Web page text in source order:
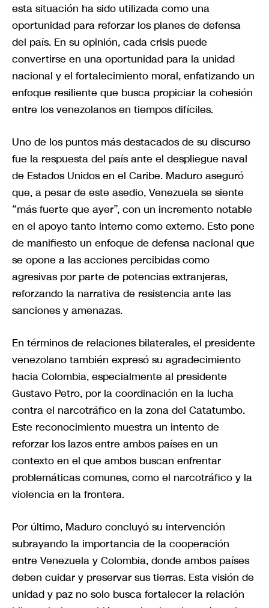
esta situación ha sido utilizada como una
oportunidad para reforzar los planes de defensa
del país. En su opinión, cada crisis puede
convertirse en una oportunidad para la unidad
nacional y el fortalecimiento moral, enfatizando un
enfoque resiliente que busca propiciar la cohesión
entre los venezolanos en tiempos difíciles.
Uno de los puntos más destacados de su discurso
fue la respuesta del país ante el despliegue naval
de Estados Unidos en el Caribe. Maduro aseguró
que, a pesar de este asedio, Venezuela se siente
“más fuerte que ayer”, con un incremento notable
en el apoyo tanto interno como externo. Esto pone
de manifiesto un enfoque de defensa nacional que
se opone a las acciones percibidas como
agresivas por parte de potencias extranjeras,
reforzando la narrativa de resistencia ante las
sanciones y amenazas.
En términos de relaciones bilaterales, el presidente
venezolano también expresó su agradecimiento
hacia Colombia, especialmente al presidente
Gustavo Petro, por la coordinación en la lucha
contra el narcotráfico en la zona del Catatumbo.
Este reconocimiento muestra un intento de
reforzar los lazos entre ambos países en un
contexto en el que ambos buscan enfrentar
problemáticas comunes, como el narcotráfico y la
violencia en la frontera.
Por último, Maduro concluyó su intervención
subrayando la importancia de la cooperación
entre Venezuela y Colombia, donde ambos países
deben cuidar y preservar sus tierras. Esta visión de
unidad y paz no solo busca fortalecer la relación